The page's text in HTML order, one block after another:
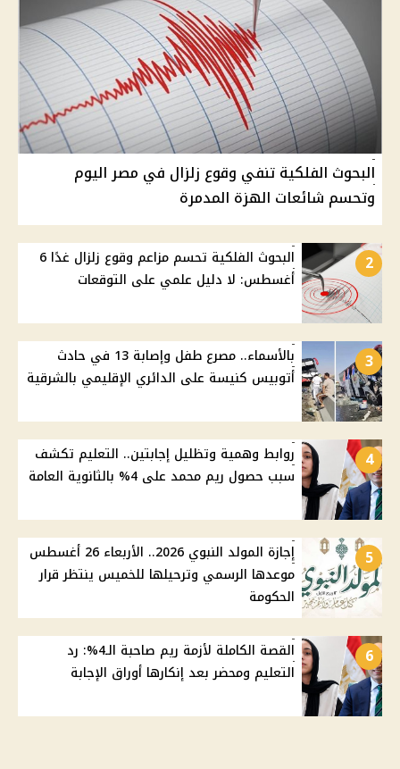
البحوث الفلكية تنفي وقوع زلزال في مصر اليوم
وتحسم شائعات الهزة المدمرة
2
البحوث الفلكية تحسم مزاعم وقوع زلزال غدًا 6
أغسطس: لا دليل علمي على التوقعات
3
بالأسماء.. مصرع طفل وإصابة 13 في حادث
أتوبيس كنيسة على الدائري الإقليمي بالشرقية
4
روابط وهمية وتظليل إجابتين.. التعليم تكشف
سبب حصول ريم محمد على 4% بالثانوية العامة
5
إجازة المولد النبوي 2026.. الأربعاء 26 أغسطس
موعدها الرسمي وترحيلها للخميس ينتظر قرار
الحكومة
6
القصة الكاملة لأزمة ريم صاحبة الـ4%: رد
التعليم ومحضر بعد إنكارها أوراق الإجابة